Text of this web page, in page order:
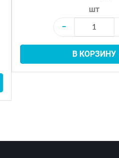
шт
−
В КОРЗИНУ